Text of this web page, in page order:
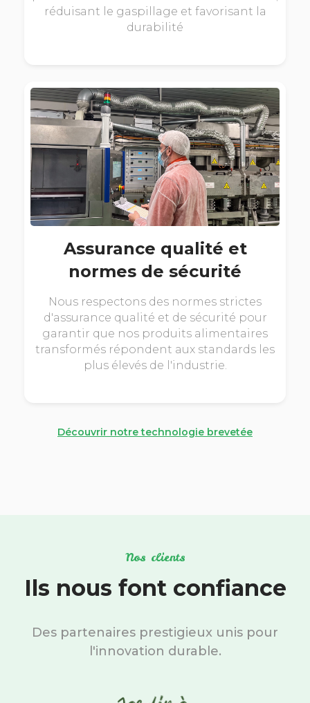
réduisant le gaspillage et favorisant la
durabilité
Assurance qualité et
normes de sécurité
Nous respectons des normes strictes
d'assurance qualité et de sécurité pour
garantir que nos produits alimentaires
transformés répondent aux standards les
plus élevés de l'industrie.
Découvrir notre technologie brevetée
Nos clients
Ils nous font confiance
Des partenaires prestigieux unis pour
l'innovation durable.